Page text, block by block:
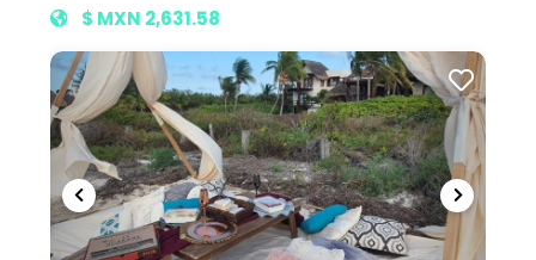
$ MXN 2,631.58